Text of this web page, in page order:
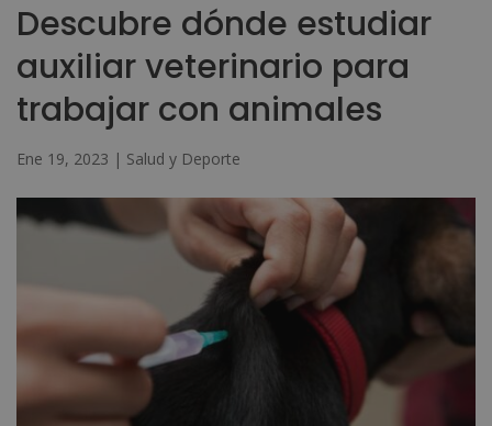
Descubre dónde estudiar
auxiliar veterinario para
trabajar con animales
Ene 19, 2023 | Salud y Deporte